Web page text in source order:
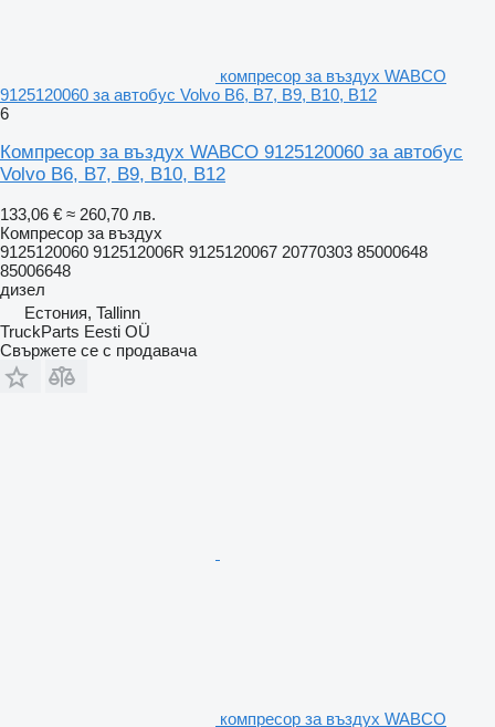
компресор за въздух WABCO
9125120060 за автобус Volvo B6, B7, B9, B10, B12
6
Компресор за въздух WABCO 9125120060 за автобус
Volvo B6, B7, B9, B10, B12
133,06 € ≈ 260,70 лв.
Компресор за въздух
9125120060 912512006R 9125120067 20770303 85000648
85006648
дизел
Естония, Tallinn
TruckParts Eesti OÜ
Свържете се с продавача
компресор за въздух WABCO